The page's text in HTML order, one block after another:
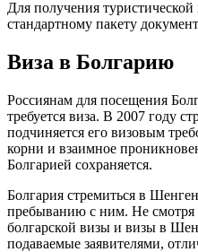
Для получения
стандартному пакету
Виза в Болгарию
Россиянам для посещения
требуется виза. В 2007 году
подчиняется его визовым
корни и взаимное
Болгарией сохраняется.
Болгария стремиться в
пребыванию с ним. Не смотря
болгарской визы и визы в
подаваемые заявителями,